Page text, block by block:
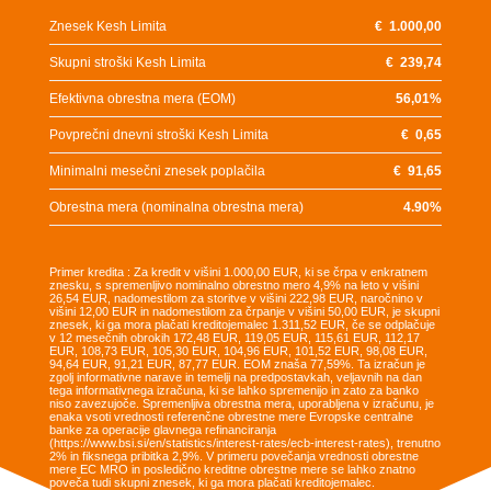
Znesek Kesh Limita €1.000,00
Skupni stroški Kesh Limita €239,74
Efektivna obrestna mera (EOM) 56,01%
Povprečni dnevni stroški Kesh Limita €0,65
Minimalni mesečni znesek poplačila €91,65
Obrestna mera (nominalna obrestna mera) 4.90%
Primer kredita : Za kredit v višini 1.000,00 EUR, ki se črpa v enkratnem
znesku, s spremenljivo nominalno obrestno mero 4,9% na leto v višini
26,54 EUR, nadomestilom za storitve v višini 222,98 EUR, naročnino v
višini 12,00 EUR in nadomestilom za črpanje v višini 50,00 EUR, je skupni
znesek, ki ga mora plačati kreditojemalec 1.311,52 EUR, če se odplačuje
v 12 mesečnih obrokih 172,48 EUR, 119,05 EUR, 115,61 EUR, 112,17
EUR, 108,73 EUR, 105,30 EUR, 104,96 EUR, 101,52 EUR, 98,08 EUR,
94,64 EUR, 91,21 EUR, 87,77 EUR. EOM znaša 77,59%. Ta izračun je
zgolj informativne narave in temelji na predpostavkah, veljavnih na dan
tega informativnega izračuna, ki se lahko spremenijo in zato za banko
niso zavezujoče. Spremenljiva obrestna mera, uporabljena v izračunu, je
enaka vsoti vrednosti referenčne obrestne mere Evropske centralne
banke za operacije glavnega refinanciranja
(https://www.bsi.si/en/statistics/interest-rates/ecb-interest-rates), trenutno
2% in fiksnega pribitka 2,9%. V primeru povečanja vrednosti obrestne
mere EC MRO in posledično kreditne obrestne mere se lahko znatno
poveča tudi skupni znesek, ki ga mora plačati kreditojemalec.